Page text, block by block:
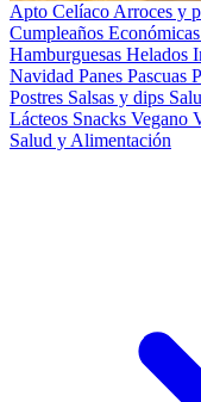
Apto Celíaco Arroces y
Cumpleaños Económicas
Hamburguesas Helados
Navidad Panes Pascuas
Postres Salsas y dips
Lácteos Snacks Vegano
Salud y Alimentación